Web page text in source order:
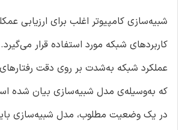
شبیه‌سازی کامپیوتر اغلب برای ارزیابی
کاربردهای شبکه مورد استفاده قرار
عملکرد شبکه به‌شدت بر روی ‌دقت
که به‌وسیله‌ی مدل شبیه‌سازی بیان شده
در یک وضعیت مطلوب، مدل شبیه‌سازی